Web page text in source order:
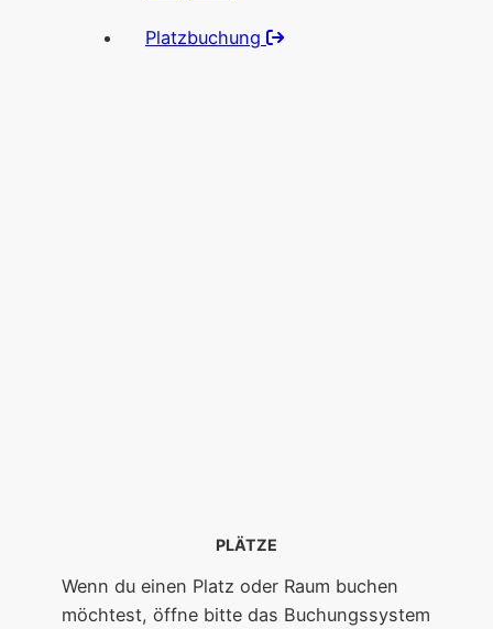
Platzbuchung
PLÄTZE
Wenn du einen Platz oder Raum buchen
möchtest, öffne bitte das Buchungssystem